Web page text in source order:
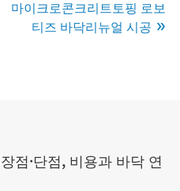
마이크로콘크리트토핑 로보
티즈 바닥리뉴얼 시공